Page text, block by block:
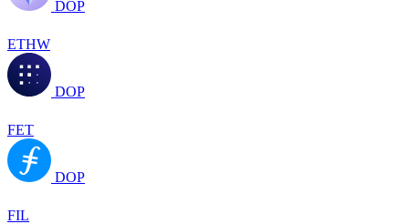
DOP
ETHW
DOP
FET
DOP
FIL